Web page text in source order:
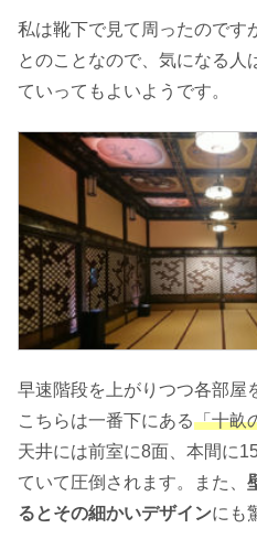
私は靴下で見て周ったのです
とのことなので、気になる人
ていってもよいようです。
早速階段を上がりつつ各部屋
こちらは一番下にある「十畝
天井には前室に8面、本間に
ていて圧倒されます。また、
るとその細かいデザインにも